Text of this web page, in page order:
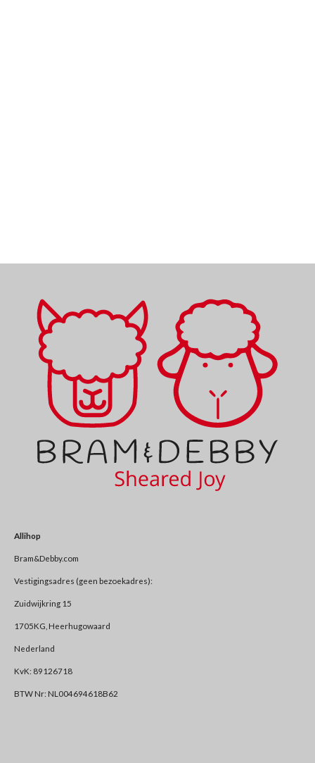
Allihop
Bram&Debby.com
Vestigingsadres (geen bezoekadres):
Zuidwijkring 15
1705KG, Heerhugowaard
Nederland
KvK: 89126718
BTW Nr: NL004694618B62